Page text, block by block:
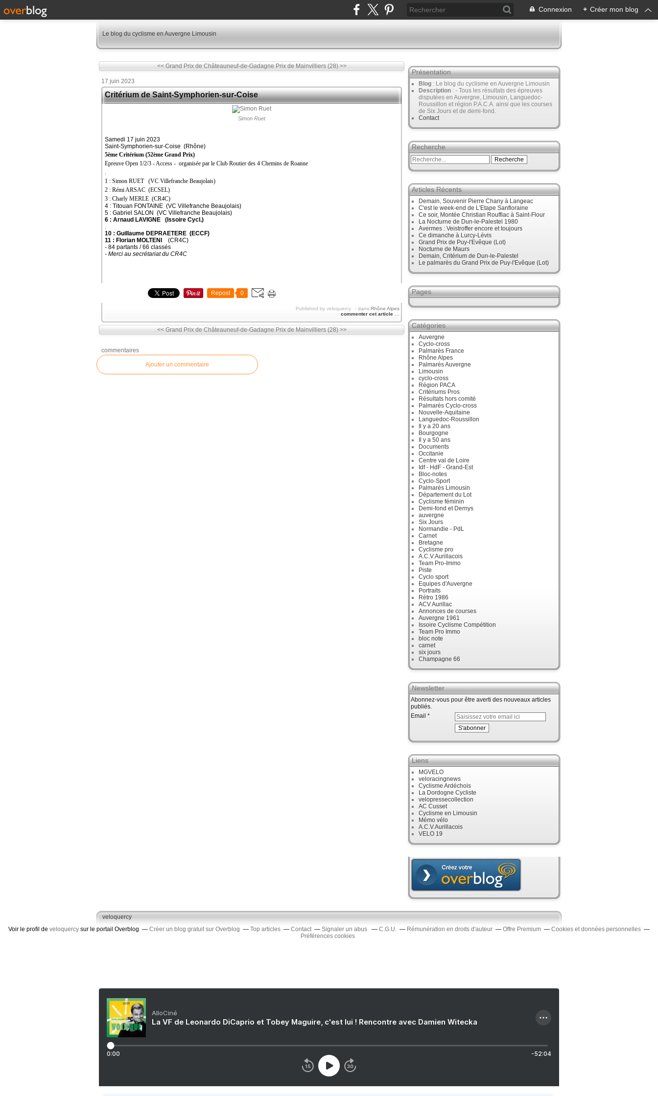
Connexion + Créer mon blog
Le blog du cyclisme en Auvergne Limousin
<< Grand Prix de Châteauneuf-de-Gadagne Prix de Mainvilliers (28) >>
17 juin 2023
Critérium de Saint-Symphorien-sur-Coise
Simon Ruet
Samedi 17 juin 2023
Saint-Symphorien-sur-Coise (Rhône)
5ème Critérium (52ème Grand Prix)
Epreuve Open 1/2/3 - Access - organisée par le Club Routier des 4 Chemins de Roanne
.
1 : Simon RUET (VC Villefranche Beaujolais)
2 : Rémi ARSAC (ECSEL)
3 : Charly MERLE (CR4C)
4 : Titouan FONTAINE (VC Villefranche Beaujolais)
5 : Gabriel SALON (VC Villefranche Beaujolais)
6 : Arnaud LAVIGNE (Issoire Cycl.)
.
10 : Guillaume DEPRAETERE (ECCF)
11 : Florian MOLTENI (CR4C)
- 84 partants / 66 classés
- Merci au secrétariat du CR4C
Repost 0
Published by veloquercy - dans Rhône Alpes
commenter cet article
<< Grand Prix de Châteauneuf-de-Gadagne Prix de Mainvilliers (28) >>
commentaires
Ajouter un commentaire
Présentation
Blog : Le blog du cyclisme en Auvergne Limousin
Description : - Tous les résultats des épreuves
disputées en Auvergne, Limousin, Languedoc-
Roussillon et région P.A.C.A. ainsi que les courses
de Six Jours et de demi-fond.
Contact
Recherche
Articles Récents
Demain, Souvenir Pierre Chany à Langeac
C'est le week-end de L'Etape Sanfloraine
Ce soir, Montée Christian Rouffiac à Saint-Flour
La Nocturne de Dun-le-Palestel 1980
Avermes : Veistroffer encore et toujours
Ce dimanche à Lurcy-Lévis
Grand Prix de Puy-l'Evêque (Lot)
Nocturne de Maurs
Demain, Critérium de Dun-le-Palestel
Le palmarès du Grand Prix de Puy-l'Evêque (Lot)
Pages
Catégories
Auvergne
Cyclo-cross
Palmarès France
Rhône Alpes
Palmarès Auvergne
Limousin
cyclo-cross
Région PACA
Critériums Pros
Résultats hors comité
Palmarès Cyclo-cross
Nouvelle-Aquitaine
Languedoc-Roussillon
Il y a 20 ans
Bourgogne
Il y a 50 ans
Documents
Occitanie
Centre val de Loire
Idf - HdF - Grand-Est
Bloc-notes
Cyclo-Sport
Palmarès Limousin
Département du Lot
Cyclisme féminin
Demi-fond et Dernys
auvergne
Six Jours
Normandie - PdL
Carnet
Bretagne
Cyclisme pro
A.C.V.Aurillacois
Team Pro-Immo
Piste
Cyclo sport
Equipes d'Auvergne
Portraits
Rétro 1986
ACV Aurillac
Annonces de courses
Auvergne 1961
Issoire Cyclisme Compétition
Team Pro Immo
bloc note
carnet
six jours
Champagne 66
Newsletter
Abonnez-vous pour être averti des nouveaux articles
publiés.
Email
Liens
MGVELO
veloracingnews
Cyclisme Ardéchois
La Dordogne Cycliste
velopressecollection
AC Cusset
Cyclisme en Limousin
Mémo vélo
A.C.V.Aurillacois
VELO 19
veloquercy
Voir le profil de veloquercy sur le portail Overblog Créer un blog gratuit sur Overblog Top articles Contact Signaler un abus C.G.U. Rémunération en droits d'auteur Offre Premium
Cookies et données personnelles
Préférences cookies
AlloCiné
La VF de Leonardo DiCaprio et Tobey Maguire, c'est lui ! Rencontre avec Damien Witecka
0:00 -52:04